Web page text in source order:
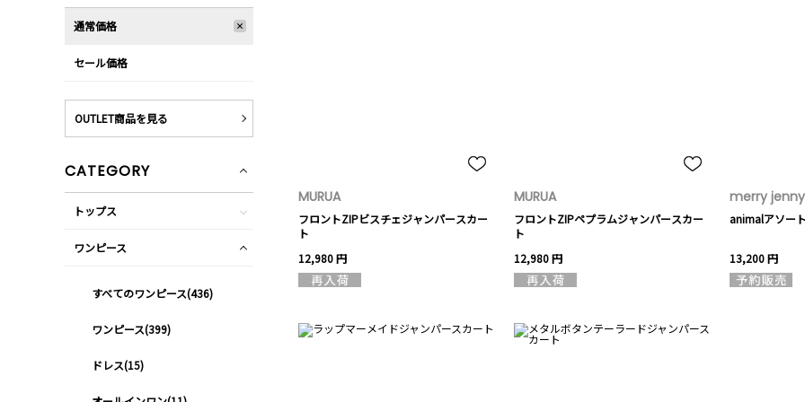
MURUA
フロントZIPビスチェジャンパースカー
ト
12,980 円
MURUA
フロントZIPペプラムジャンパースカー
ト
12,980 円
merry jenny
animalアソー
13,200 円
通常価格
セール価格
OUTLET商品を見る
CATEGORY
トップス
ワンピース
すべてのワンピース(436)
ワンピース(399)
ドレス(15)